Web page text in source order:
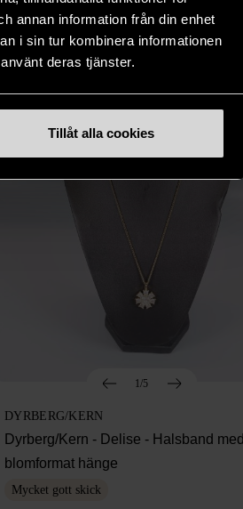
annan information från din enhet
i sin tur kombinera informationen
deras tjänster.
Tillåt alla cookies
1/5
DYRBERG/KERN
Dyrberg/Kern - Delise - Halsband med
blomformat hänge
Mycket gott skick